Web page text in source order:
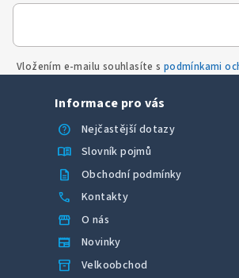
Vložením e-mailu souhlasíte s podmínkami
Informace pro vás
help
Nejčastější dotazy
menu_book Slovník pojmů
description Obchodní podmínky
call Kontakty
storefront O nás
newspaper Novinky
inventory_2 Velkoobchod